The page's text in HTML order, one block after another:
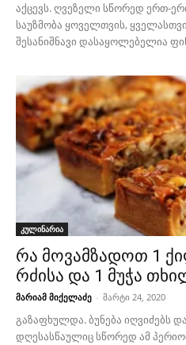
აქცევს. ღვეზელი სწორედ ერთ-
საუზმობა ყოველთვის,
შესანიშნავი დასაყოლებელია
კულინარია
რა მოვამზადოთ 1
რძისა და 1 მუჭა
მარიამ მიქელაძე - მარტი 24, 2020
გაზაფხულდა. ბუნება იღვიძებს
დღესასწაულიც სწორედ ამ